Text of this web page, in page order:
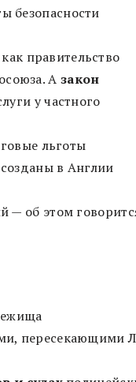
безопасности
правительство
А закон
у частного
льготы
в Англии
— об этом
пересекающими